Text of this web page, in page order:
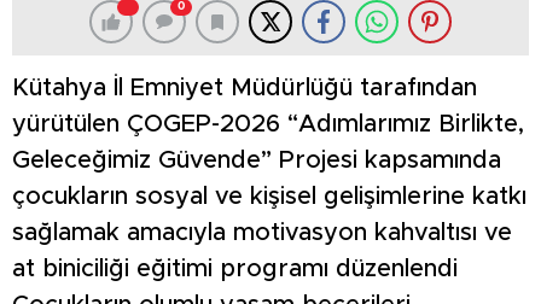
0
Kütahya İl Emniyet Müdürlüğü tarafından
yürütülen ÇOGEP-2026 “Adımlarımız Birlikte,
Geleceğimiz Güvende” Projesi kapsamında
çocukların sosyal ve kişisel gelişimlerine katkı
sağlamak amacıyla motivasyon kahvaltısı ve
at biniciliği eğitimi programı düzenlendi